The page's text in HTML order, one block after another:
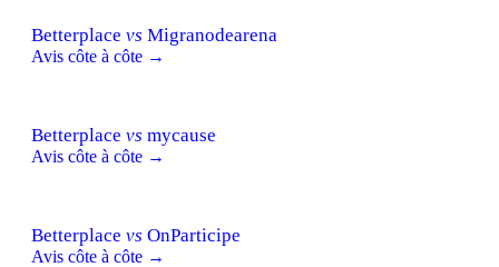
Betterplace vs Migranodearena
Avis côte à côte →
Betterplace vs mycause
Avis côte à côte →
Betterplace vs OnParticipe
Avis côte à côte →